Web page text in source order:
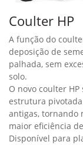
Coulter HP
A função do
deposição de
palhada, sem
solo.
O novo coulter
estrutura